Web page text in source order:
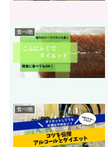
食べ物
食べ物